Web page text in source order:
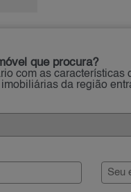
que procura?
com as características
da região